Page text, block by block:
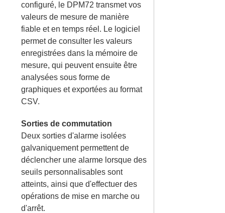
configuré, le DPM72 transmet vos
valeurs de mesure de manière
fiable et en temps réel. Le logiciel
permet de consulter les valeurs
enregistrées dans la mémoire de
mesure, qui peuvent ensuite être
analysées sous forme de
graphiques et exportées au format
CSV.
Sorties de commutation
Deux sorties d'alarme isolées
galvaniquement permettent de
déclencher une alarme lorsque des
seuils personnalisables sont
atteints, ainsi que d'effectuer des
opérations de mise en marche ou
d'arrêt.